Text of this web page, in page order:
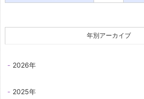
年別アーカイブ
2026年
2025年